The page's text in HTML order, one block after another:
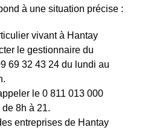
à une situation précise :
vivant à Hantay
le gestionnaire du
69 32 43 24 du lundi au
le 0 811 013 000
8h à 21.
entreprises de Hantay